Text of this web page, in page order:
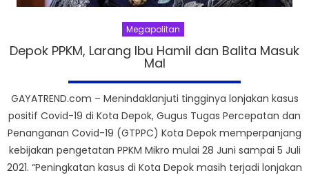
Megapolitan
Depok PPKM, Larang Ibu Hamil dan Balita Masuk
Mal
GAYATREND.com – Menindaklanjuti tingginya lonjakan kasus
positif Covid-19 di Kota Depok, Gugus Tugas Percepatan dan
Penanganan Covid-19 (GTPPC) Kota Depok memperpanjang
kebijakan pengetatan PPKM Mikro mulai 28 Juni sampai 5 Juli
2021. “Peningkatan kasus di Kota Depok masih terjadi lonjakan